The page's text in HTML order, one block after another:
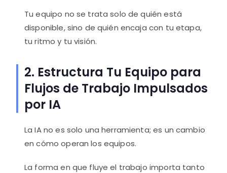
Tu equipo no se trata solo de quién está
disponible, sino de quién encaja con tu etapa,
tu ritmo y tu visión.
2. Estructura Tu Equipo para
Flujos de Trabajo Impulsados
por IA
La IA no es solo una herramienta; es un cambio
en cómo operan los equipos.
La forma en que fluye el trabajo importa tanto